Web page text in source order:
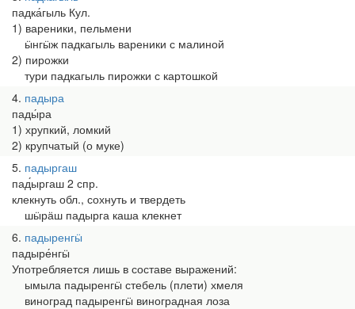
падка́гыль Кул.
1) вареники, пельмени
ӹнгӹж падкагыль вареники с малиной
2) пирожки
тури падкагыль пирожки с картошкой
4 падыра
пады́ра
1) хрупкий, ломкий
2) крупчатый (о муке)
5 падыргаш
пад́ыргаш 2 спр.
клекнуть обл., сохнуть и твердеть
шӹрӓш падырга каша клекнет
6 падыренгӹ
падыре́нгӹ
Употребляется лишь в составе выражений:
ымыла падыренгӹ стебель (плети) хмеля
виноград падыренгӹ виноградная лоза